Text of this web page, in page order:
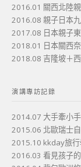
2016.01 關西北陸
2016.08 親子日本
2017.08 日本親子
2018.01 日本關西
2018.08 吉隆坡＋
演講專訪記錄
2014.07 大手牽小手
2015.06 北歐瑞士自
2015.10 kkday旅行
2016.03 看見孩子